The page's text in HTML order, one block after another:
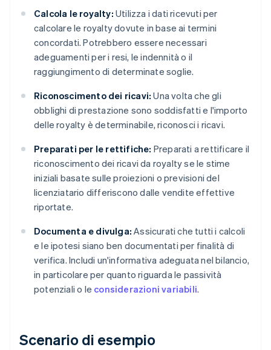
Calcola le royalty: Utilizza i dati ricevuti per
calcolare le royalty dovute in base ai termini
concordati. Potrebbero essere necessari
adeguamenti per i resi, le indennità o il
raggiungimento di determinate soglie.
Riconoscimento dei ricavi: Una volta che gli
obblighi di prestazione sono soddisfatti e l'importo
delle royalty è determinabile, riconosci i ricavi.
Preparati per le rettifiche: Preparati a rettificare il
riconoscimento dei ricavi da royalty se le stime
iniziali basate sulle proiezioni o previsioni del
licenziatario differiscono dalle vendite effettive
riportate.
Documenta e divulga: Assicurati che tutti i calcoli
e le ipotesi siano ben documentati per finalità di
verifica. Includi un'informativa adeguata nel bilancio,
in particolare per quanto riguarda le passività
potenziali o le considerazioni variabili.
Scenario di esempio